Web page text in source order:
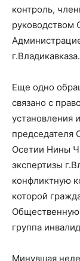
контроль,
руководством
г.Владикавказа.
Еще одно
связано с
установления
председателя
Осетии Нины
экспертизы
конфликтную
которой
Общественную
группа
Минувшая